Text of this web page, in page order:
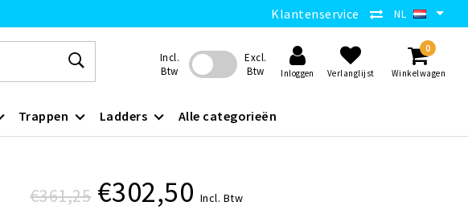
Klantenservice NL
Incl.
Btw
Excl.
Btw
Inloggen Verlanglijst
0
Winkelwagen
Trappen Ladders Alle categorieën
€361,25 €302,50 Incl. Btw